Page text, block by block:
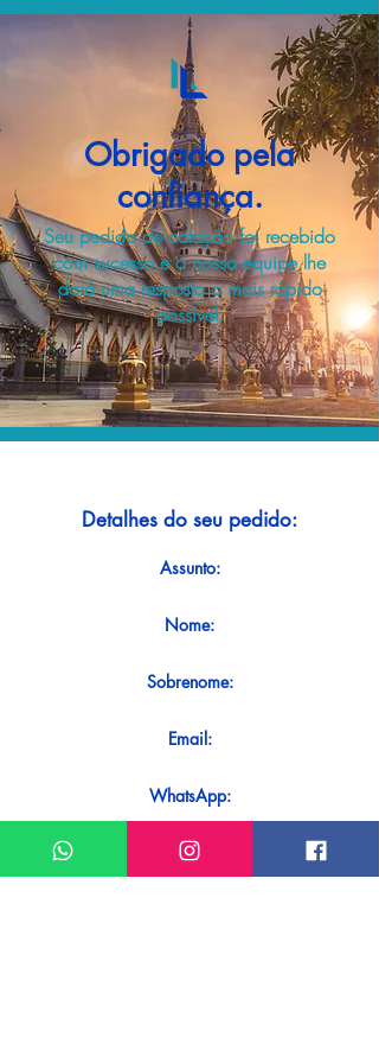
Obrigado pela
confiança.
Seu pedido de cotação foi recebido
com sucesso e a nossa equipe lhe
dará uma resposta o mais rápido
possível.
Detalhes do seu pedido:
Assunto:
Nome:
Sobrenome:
Email:
WhatsApp:
Mensagem: